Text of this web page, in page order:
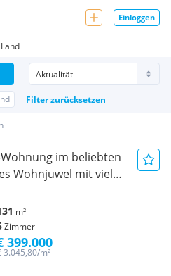
Einloggen
Filter zurücksetzen
im beliebten
Wohnjuwel mit viel
m²
Zimmer
3.045,80/m²
399.000